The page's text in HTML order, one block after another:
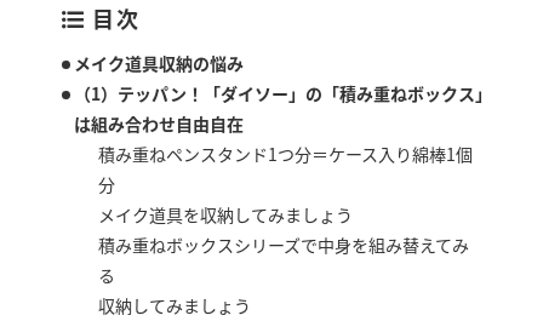
目次
メイク道具収納の悩み
（1）テッパン！「ダイソー」の「積み重ねボックス」
は組み合わせ自由自在
積み重ねペンスタンド1つ分＝ケース入り綿棒1個
分
メイク道具を収納してみましょう
積み重ねボックスシリーズで中身を組み替えてみ
る
収納してみましょう